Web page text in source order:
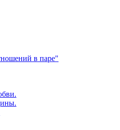
в паре"